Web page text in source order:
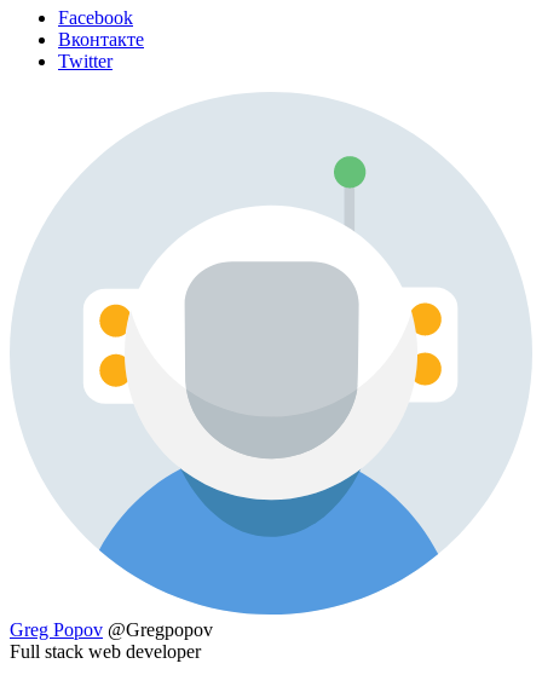
Facebook
Вконтакте
Twitter
Greg Popov @Gregpopov
Full stack web developer